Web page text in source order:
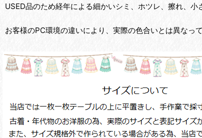
USED品のため経年による細かいシミ、ホツレ、擦れ、
お客様のPC環境の違いにより、実際の色合いとは異なっ